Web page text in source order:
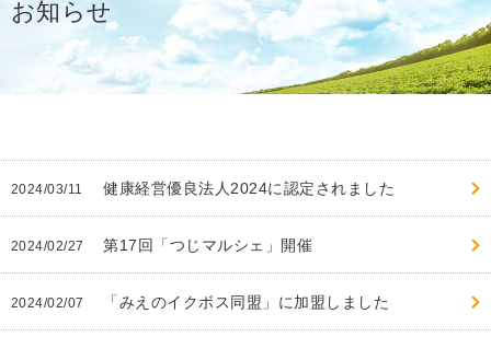
お知らせ
2024/03/11 健康経営優良法人2024に認定されました
2024/02/27 第17回「つじマルシェ」開催
2024/02/07 「みえのイクボス同盟」に加盟しました